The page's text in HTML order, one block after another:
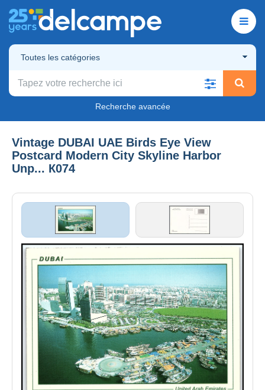
Toutes les catégories
Recherche avancée
Vintage DUBAI UAE Birds Eye View
Postcard Modern City Skyline Harbor
Unp... К074